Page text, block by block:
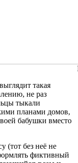
такая
не раз
тыкали
планами домов,
бабушки вместо
(тот без неё не
фиктивный